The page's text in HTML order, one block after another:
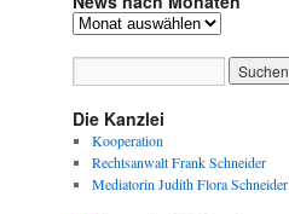
News
Die Kanzlei
Kooperation
Rechtsanwalt Frank Schneider
Mediatorin Judith Flora Schneider